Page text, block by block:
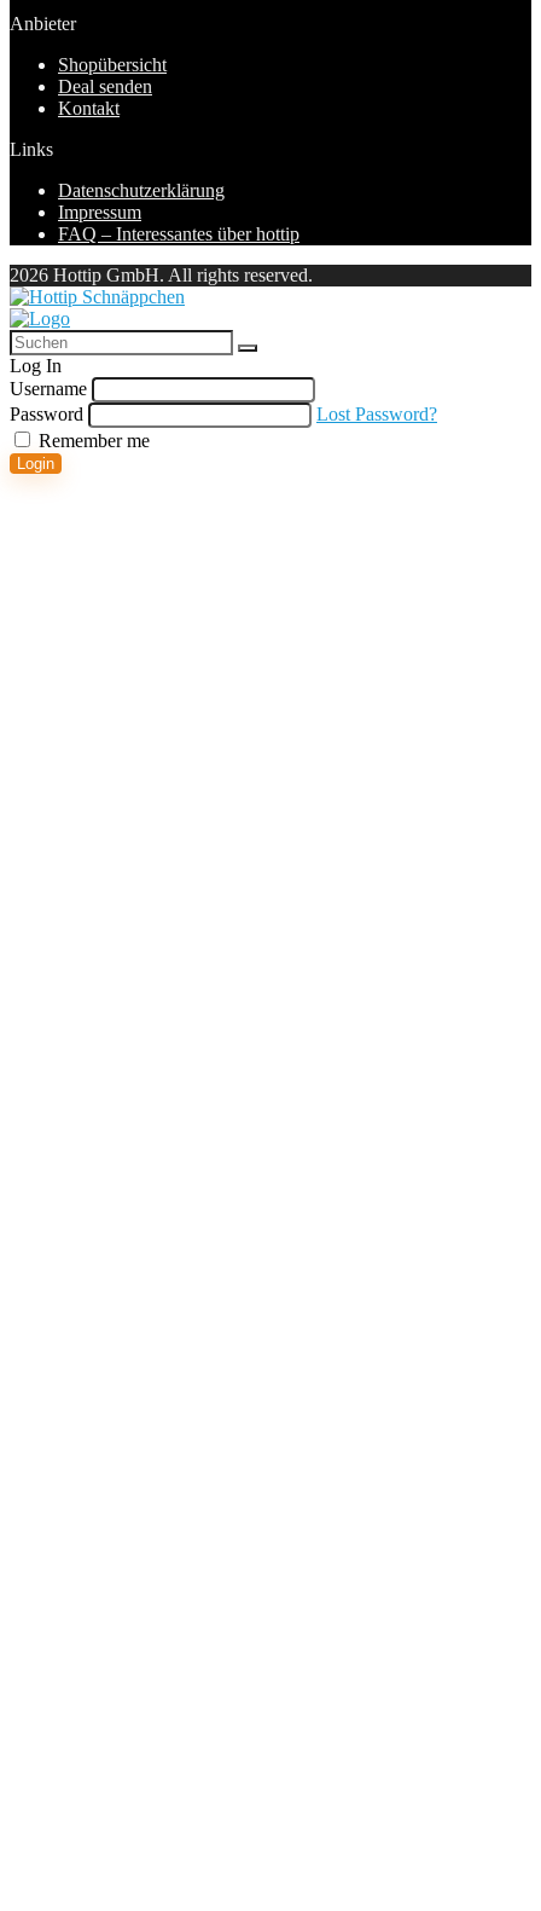
Anbieter
Shopübersicht
Deal senden
Kontakt
Links
Datenschutzerklärung
Impressum
FAQ – Interessantes über hottip
2026 Hottip GmbH. All rights reserved.
Log In
Username
Password
Lost Password?
Remember me
Login